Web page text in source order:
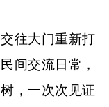
往大门重新打
间交流日常，
，一次次见证